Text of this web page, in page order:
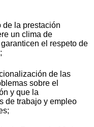
de la prestación
un clima de
el respeto de
de las
sobre el
y que la
de trabajo y empleo